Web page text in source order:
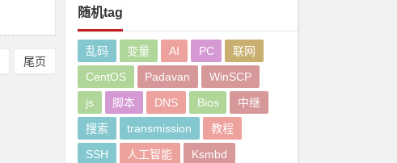
尾页
随机tag
乱码 变量 AI PC
联网
CentOS
Padavan
WinSCP
js
脚本 DNS Bios
中继
搜索
transmission
教程
SSH
人工智能
Ksmbd